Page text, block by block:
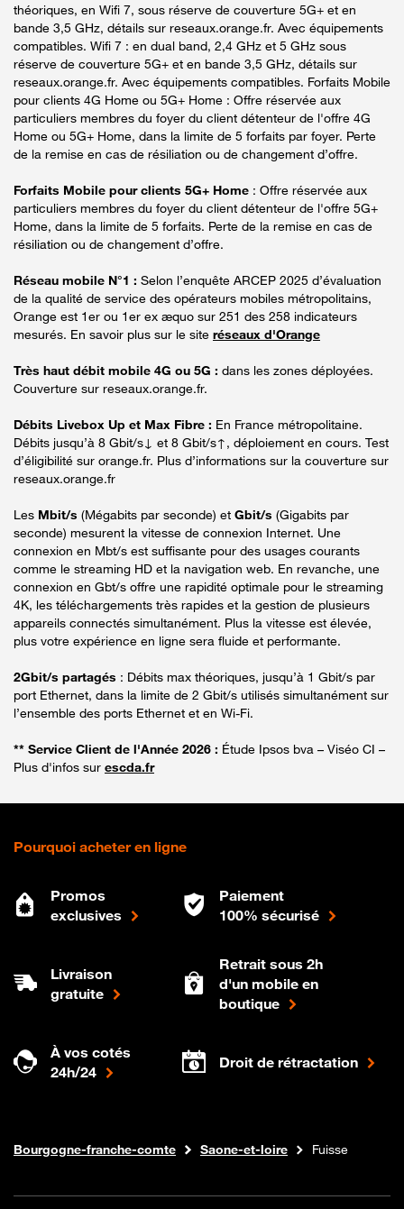
théoriques, en Wifi 7, sous réserve de couverture 5G+ et en
bande 3,5 GHz, détails sur reseaux.orange.fr. Avec équipements
compatibles. Wifi 7 : en dual band, 2,4 GHz et 5 GHz sous
réserve de couverture 5G+ et en bande 3,5 GHz, détails sur
reseaux.orange.fr. Avec équipements compatibles. Forfaits Mobile
pour clients 4G Home ou 5G+ Home : Offre réservée aux
particuliers membres du foyer du client détenteur de l'offre 4G
Home ou 5G+ Home, dans la limite de 5 forfaits par foyer. Perte
de la remise en cas de résiliation ou de changement d’offre.
Forfaits Mobile pour clients 5G+ Home : Offre réservée aux
particuliers membres du foyer du client détenteur de l'offre 5G+
Home, dans la limite de 5 forfaits. Perte de la remise en cas de
résiliation ou de changement d’offre.
Réseau mobile N°1 : Selon l’enquête ARCEP 2025 d’évaluation
de la qualité de service des opérateurs mobiles métropolitains,
Orange est 1er ou 1er ex æquo sur 251 des 258 indicateurs
mesurés. En savoir plus sur le site réseaux d'Orange
Très haut débit mobile 4G ou 5G : dans les zones déployées.
Couverture sur reseaux.orange.fr.
Débits Livebox Up et Max Fibre : En France métropolitaine.
Débits jusqu’à 8 Gbit/s↓ et 8 Gbit/s↑, déploiement en cours. Test
d’éligibilité sur orange.fr. Plus d’informations sur la couverture sur
reseaux.orange.fr
Les Mbit/s (Mégabits par seconde) et Gbit/s (Gigabits par
seconde) mesurent la vitesse de connexion Internet. Une
connexion en Mbt/s est suffisante pour des usages courants
comme le streaming HD et la navigation web. En revanche, une
connexion en Gbt/s offre une rapidité optimale pour le streaming
4K, les téléchargements très rapides et la gestion de plusieurs
appareils connectés simultanément. Plus la vitesse est élevée,
plus votre expérience en ligne sera fluide et performante.
2Gbit/s partagés : Débits max théoriques, jusqu’à 1 Gbit/s par
port Ethernet, dans la limite de 2 Gbit/s utilisés simultanément sur
l’ensemble des ports Ethernet et en Wi-Fi.
** Service Client de l'Année 2026 : Étude Ipsos bva – Viséo CI –
Plus d'infos sur escda.fr
Pourquoi acheter en ligne
Promos
exclusives
Paiement
100% sécurisé
Livraison
gratuite
Retrait sous 2h
d'un mobile en
boutique
À vos cotés
24h/24
Droit de rétractation
Boutique Orange
Internet fibre
Bourgogne-franche-comte Saone-et-loire Fuisse